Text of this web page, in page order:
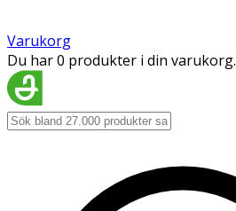
Varukorg
Du har 0 produkter i din varukorg.